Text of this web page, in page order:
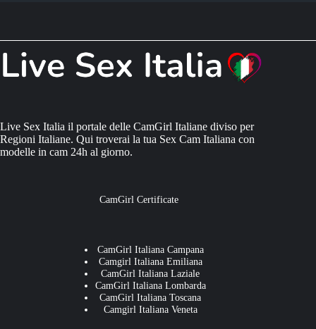
Live Sex Italia il portale delle CamGirl Italiane diviso per
Regioni Italiane. Qui troverai la tua Sex Cam Italiana con
modelle in cam 24h al giorno.
CamGirl Certificate
CamGirl Italiana Campana
Camgirl Italiana Emiliana
CamGirl Italiana Laziale
CamGirl Italiana Lombarda
CamGirl Italiana Toscana
Camgirl Italiana Veneta